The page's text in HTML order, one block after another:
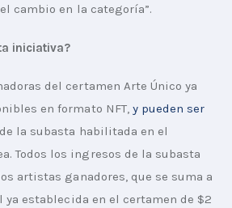
cambio en la categoría”.
iniciativa?
del certamen Arte Único ya
en formato NFT, y pueden ser
la subasta habilitada en el
Todos los ingresos de la subasta
artistas ganadores, que se suma a
establecida en el certamen de $2